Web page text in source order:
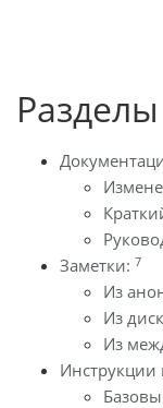
Разделы
Заметки: 7
Из
Из
Из
Инструкции